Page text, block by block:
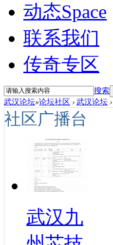
动态Space
联系我们
传奇专区
搜索
武汉论坛»论坛社区 › 武汉论坛 ›
社区广播台
武汉九